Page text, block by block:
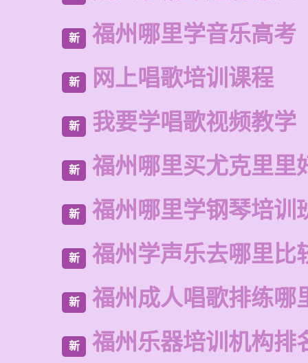
新 福州哪里学音乐高考
新 网上唱歌培训课程
新 我要学唱歌视频教学
新 福州哪里买尤克里里
新 福州哪里学钢琴培训
新 福州学声乐去哪里比
新 福州成人唱歌排练哪
新 福州乐器培训机构排